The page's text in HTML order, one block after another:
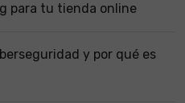
para tu tienda online
y por qué es